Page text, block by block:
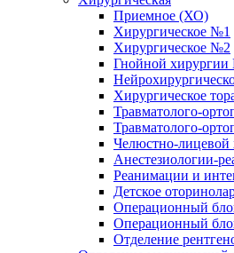
Приемное (ХО)
Хирургическое №1
Хирургическое №2
Гнойной
Хирургическое
Травматолого-
Травматолого-
Челюстно-лицевой
Анестезиологии-
Реанимации и
Детское
Операционный
Операционный
Отделение